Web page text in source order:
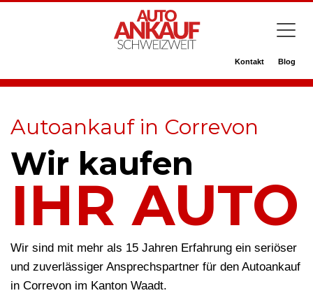
Kontakt Blog
Autoankauf in Correvon
Wir kaufen
IHR AUTO
Wir sind mit mehr als 15 Jahren Erfahrung ein seriöser
und zuverlässiger Ansprechspartner für den Autoankauf
in Correvon im Kanton Waadt.